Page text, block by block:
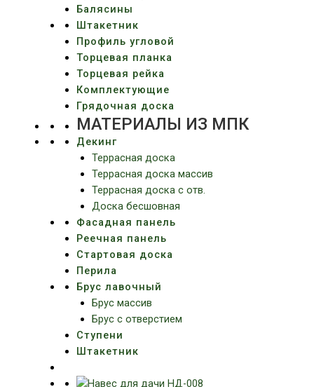
Балясины
Штакетник
Профиль угловой
Торцевая планка
Торцевая рейка
Комплектующие
Грядочная доска
МАТЕРИАЛЫ ИЗ МПК
Декинг
Террасная доска
Террасная доска массив
Террасная доска c отв.
Доска бесшовная
Фасадная панель
Реечная панель
Стартовая доска
Перила
Брус лавочный
Брус массив
Брус с отверстием
Ступени
Штакетник